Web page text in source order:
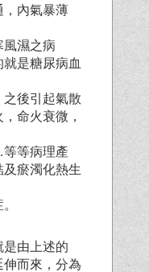
，內氣暴薄
風濕之病
是糖尿病血
後引起氣散
命火衰微，
等病理產
瘀濁化熱生
是由上述的
伸而來，分為